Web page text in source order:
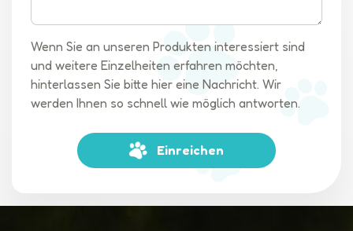
und der Aufbewahrungstasche ist dieser Kinderwagen für
Haustierbesitzer überall ein echter Wendepunkt. Lassen Sie
sich die Gelegenheit nicht entgehen, Ihrem Haustier den
Komfort und Luxus zu bieten, den es verdient. Bestellen Sie
noch heute Ihren Kinderwagen und erleben Sie gemeinsam
Wenn Sie an unseren Produkten interessiert sind
und weitere Einzelheiten erfahren möchten,
hinterlassen Sie bitte hier eine Nachricht. Wir
werden Ihnen so schnell wie möglich antworten.
Einreichen